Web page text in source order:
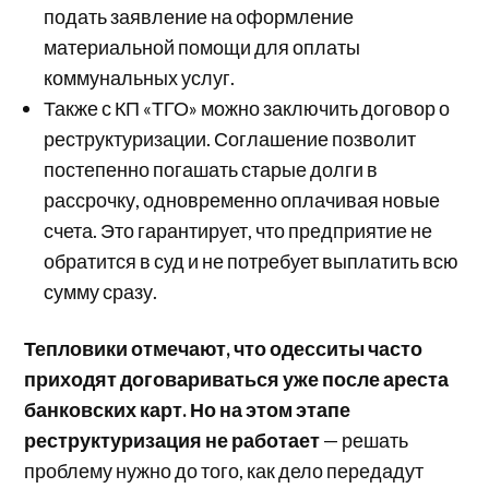
подать заявление на оформление
материальной помощи для оплаты
коммунальных услуг.
Также с КП «ТГО» можно заключить договор о
реструктуризации. Соглашение позволит
постепенно погашать старые долги в
рассрочку, одновременно оплачивая новые
счета. Это гарантирует, что предприятие не
обратится в суд и не потребует выплатить всю
сумму сразу.
Тепловики отмечают, что одесситы часто
приходят договариваться уже после ареста
банковских карт. Но на этом этапе
реструктуризация не работает— решать
проблему нужно до того, как дело передадут